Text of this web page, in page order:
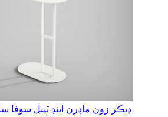
ڊيڪر زون ماڊرن اينڊ ٽيبل سوفا